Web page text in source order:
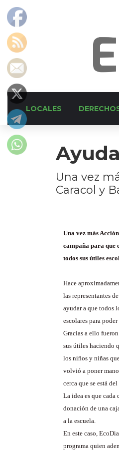
LOCALES
Una vez
Caracol y
Una vez más
campaña para que
todos sus útiles
Hace
las representantes
ayudar a que todos
escolares para
Gracias a ello
sus útiles haciendo
los niños y niñas
volvió a poner
cerca que se está
La idea es que
donación de una
a la escuela.
En este caso,
programa quien